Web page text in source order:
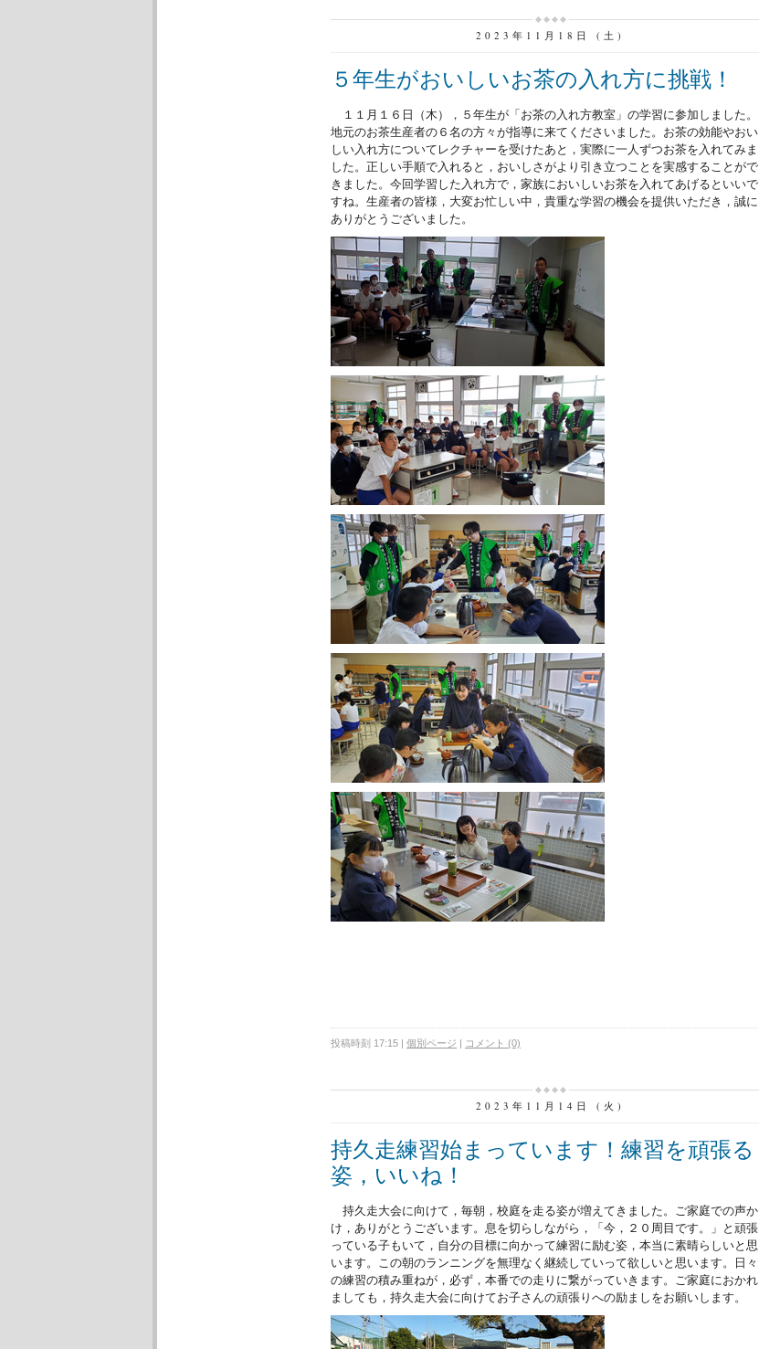
2023年11月18日 (土)
５年生がおいしいお茶の入れ方に挑戦！
１１月１６日（木），５年生が「お茶の入れ方教室」の学習に参加しました。
地元のお茶生産者の６名の方々が指導に来てくださいました。お茶の効能やおい
しい入れ方についてレクチャーを受けたあと，実際に一人ずつお茶を入れてみま
した。正しい手順で入れると，おいしさがより引き立つことを実感することがで
きました。今回学習した入れ方で，家族においしいお茶を入れてあげるといいで
すね。生産者の皆様，大変お忙しい中，貴重な学習の機会を提供いただき，誠に
ありがとうございました。
投稿時刻 17:15 | 個別ページ | コメント (0)
2023年11月14日 (火)
持久走練習始まっています！練習を頑張る
姿，いいね！
持久走大会に向けて，毎朝，校庭を走る姿が増えてきました。ご家庭での声か
け，ありがとうございます。息を切らしながら，「今，２０周目です。」と頑張
っている子もいて，自分の目標に向かって練習に励む姿，本当に素晴らしいと思
います。この朝のランニングを無理なく継続していって欲しいと思います。日々
の練習の積み重ねが，必ず，本番での走りに繋がっていきます。ご家庭におかれ
ましても，持久走大会に向けてお子さんの頑張りへの励ましをお願いします。